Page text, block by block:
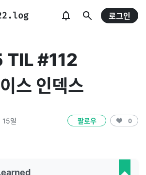
로그인
#112
스 인덱스
일 팔로우 0